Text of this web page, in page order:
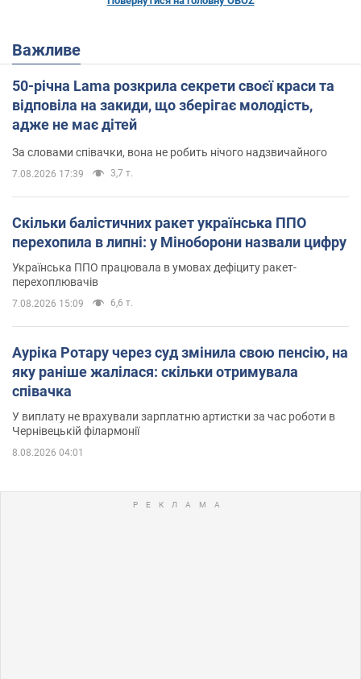
Важливе
50-річна Lama розкрила секрети своєї краси та
відповіла на закиди, що зберігає молодість,
адже не має дітей
За словами співачки, вона не робить нічого надзвичайного
7.08.2026 17:39 3,7 т.
Скільки балістичних ракет українська ППО
перехопила в липні: у Міноборони назвали цифру
Українська ППО працювала в умовах дефіциту ракет-
перехоплювачів
7.08.2026 15:09 6,6 т.
Ауріка Ротару через суд змінила свою пенсію, на
яку раніше жалілася: скільки отримувала
співачка
У виплату не врахували зарплатню артистки за час роботи в
Чернівецькій філармонії
8.08.2026 04:01